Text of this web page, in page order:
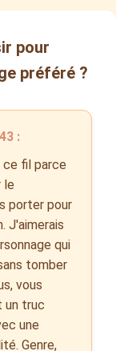
pour
préféré ?
:
ce fil parce
le
porter pour
J'aimerais
qui
tomber
vous
un truc
une
Genre,